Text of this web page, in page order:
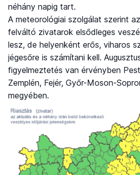
néhány napig tart.
A meteorológiai szolgálat szerint
felváltó zivatarok elsődleges
lesz, de helyenként erős, viharos
jégesőre is számítani kell.
figyelmeztetés van érvényben
Zemplén, Fejér, Győr-Moson-
megyében.